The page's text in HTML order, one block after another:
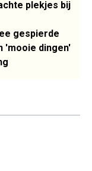
plekjes bij
gespierde
'mooie dingen'